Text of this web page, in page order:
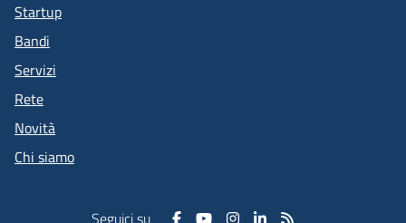
Startup
Bandi
Servizi
Rete
Novità
Chi siamo